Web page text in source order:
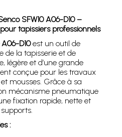
SFW10 A06-D10 –
tapissiers professionnels
D10est un outil de
de la tapisserie et de
légère et d’une grande
conçue pour les travaux
mousses. Grâce à sa
mécanisme pneumatique
fixation rapide, nette et
: